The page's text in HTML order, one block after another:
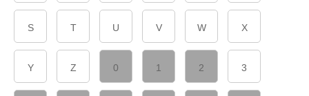
S T U V W X
Y Z 0 1 2 3